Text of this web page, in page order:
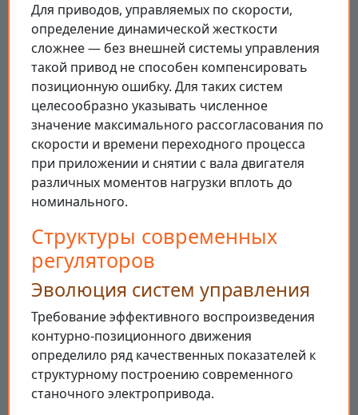
Для приводов, управляемых по скорости,
определение динамической жесткости
сложнее — без внешней системы управления
такой привод не способен компенсировать
позиционную ошибку. Для таких систем
целесообразно указывать численное
значение максимального рассогласования по
скорости и времени переходного процесса
при приложении и снятии с вала двигателя
различных моментов нагрузки вплоть до
номинального.
Структуры современных
регуляторов
Эволюция систем управления
Требование эффективного воспроизведения
контурно-позиционного движения
определило ряд качественных показателей к
структурному построению современного
станочного электропривода.